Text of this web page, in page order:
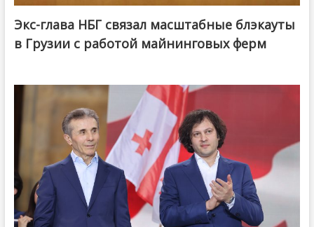
Экс-глава НБГ связал масштабные блэкауты
в Грузии с работой майнинговых ферм